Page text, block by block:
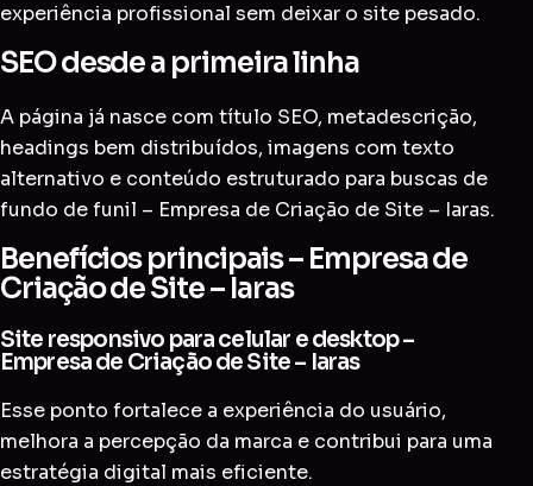
experiência profissional sem deixar o site pesado.
SEO desde a primeira linha
A página já nasce com título SEO, metadescrição,
headings bem distribuídos, imagens com texto
alternativo e conteúdo estruturado para buscas de
fundo de funil – Empresa de Criação de Site – Iaras.
Benefícios principais – Empresa de
Criação de Site – Iaras
Site responsivo para celular e desktop –
Empresa de Criação de Site – Iaras
Esse ponto fortalece a experiência do usuário,
melhora a percepção da marca e contribui para uma
estratégia digital mais eficiente.